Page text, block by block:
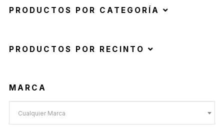
PRODUCTOS POR CATEGORÍA
PRODUCTOS POR RECINTO
MARCA
Cualquier Marca